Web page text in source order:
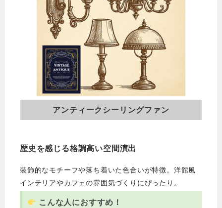
アンティークシーリングファン
歴史を感じる格調高い空間演出
装飾的なモチーフや落ち着いた色合いが特徴。洋館風
インテリアやカフェの雰囲気づくりにぴったり。
こんな人におすすめ！